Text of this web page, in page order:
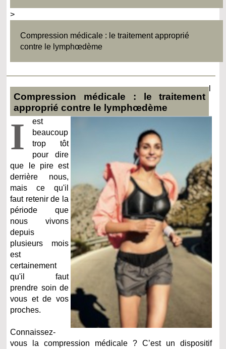
>
Compression médicale : le traitement approprié
contre le lymphœdème
Compression médicale : le traitement
approprié contre le lymphœdème
I
est
beaucoup
trop tôt
pour dire
que le pire est
derrière nous,
mais ce qu'il
faut retenir de la
période que
nous vivons
depuis
plusieurs mois
est
certainement
qu'il faut
prendre soin de
vous et de vos
proches.
Connaissez-
vous la compression médicale ? C’est un dispositif